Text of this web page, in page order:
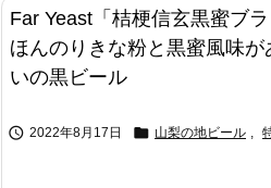
Far Yeast「桔梗信玄黒蜜ブ
ほんのりきな粉と黒蜜風味
いの黒ビール
 2022年8月17日  山梨の地ビール